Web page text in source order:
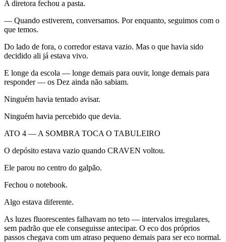
A diretora fechou a pasta.
— Quando estiverem, conversamos. Por enquanto, seguimos com o
que temos.
Do lado de fora, o corredor estava vazio. Mas o que havia sido
decidido ali já estava vivo.
E longe da escola — longe demais para ouvir, longe demais para
responder — os Dez ainda não sabiam.
Ninguém havia tentado avisar.
Ninguém havia percebido que devia.
ATO 4 — A SOMBRA TOCA O TABULEIRO
O depósito estava vazio quando CRAVEN voltou.
Ele parou no centro do galpão.
Fechou o notebook.
Algo estava diferente.
As luzes fluorescentes falhavam no teto — intervalos irregulares,
sem padrão que ele conseguisse antecipar. O eco dos próprios
passos chegava com um atraso pequeno demais para ser eco normal.